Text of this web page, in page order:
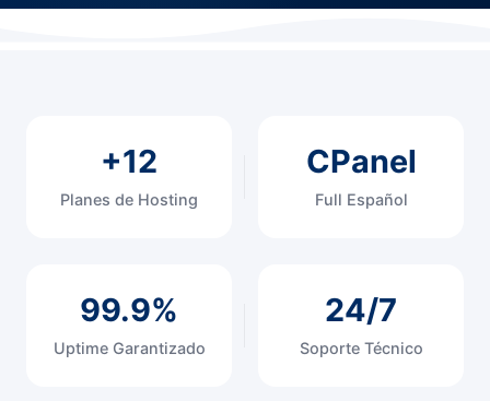
+12
Planes de Hosting
CPanel
Full Español
99.9%
Uptime Garantizado
24/7
Soporte Técnico